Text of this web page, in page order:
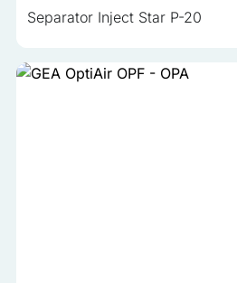
Separator Inject Star P-20